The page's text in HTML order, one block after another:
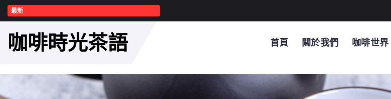
最新
咖啡時光茶語 首頁 關於我們 咖啡世界